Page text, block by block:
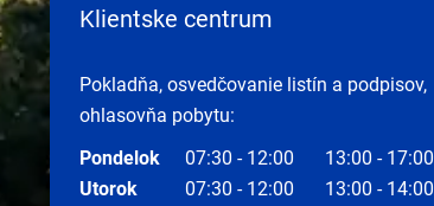
Klientske centrum
Pokladňa, osvedčovanie listín a podpisov,
ohlasovňa pobytu:
Pondelok
07:30 - 12:00
13:00 - 17:00
Utorok
07:30 - 12:00
13:00 - 14:00